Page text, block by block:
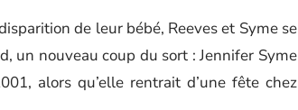
de leur bébé, Reeves et Syme se
un nouveau coup du sort : Jennifer Syme
alors qu’elle rentrait d’une fête chez